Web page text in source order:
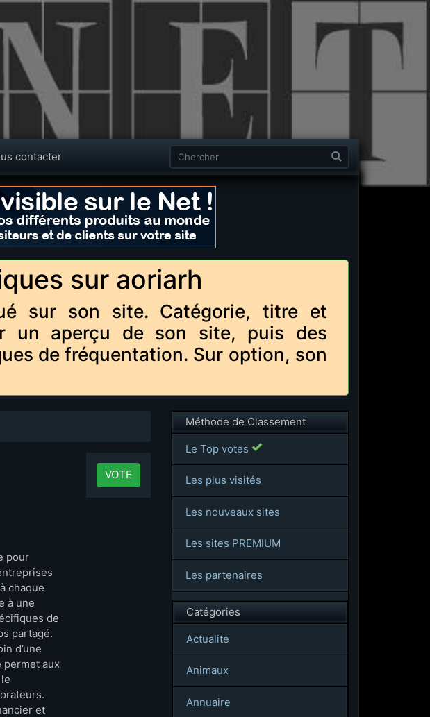
contacter
sur aoriarh
sur son site. Catégorie, titre et
un aperçu de son site, puis des
de fréquentation. Sur option, son
pour
chaque
à une
de
partagé.
d’une
permet aux
et
VOTE
Méthode de Classement
Le Top votes
Les plus visités
Les nouveaux sites
Les sites PREMIUM
Les partenaires
Catégories
Actualite
Animaux
Annuaire